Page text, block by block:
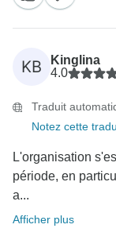
KB
Kinglina
4.0
Traduit
Notez cette
L'organisation
période, en
a...
Afficher plus